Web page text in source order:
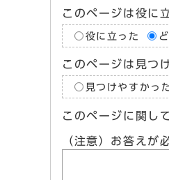
このページは役に
役に立った
このページは見つ
見つけやすかっ
このページに関し
（注意）お答えが